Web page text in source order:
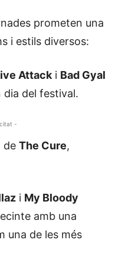
prometen una
i estils diversos:
Attack i Bad Gyal
dia del festival.
-
de The Cure,
i My Bloody
amb una
una de les més